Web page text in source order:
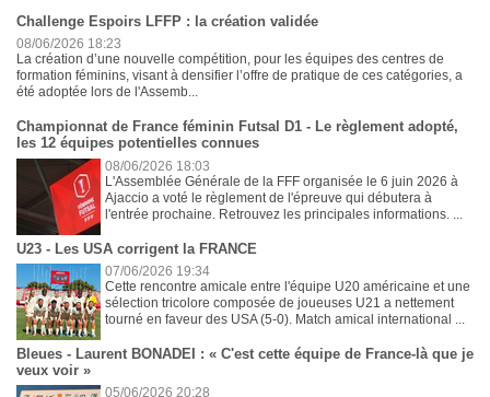
Challenge Espoirs LFFP : la création validée
08/06/2026 18:23
La création d’une nouvelle compétition, pour les équipes des centres de
formation féminins, visant à densifier l’offre de pratique de ces catégories, a
été adoptée lors de l'Assemb...
Championnat de France féminin Futsal D1 - Le règlement adopté,
les 12 équipes potentielles connues
08/06/2026 18:03
L'Assemblée Générale de la FFF organisée le 6 juin 2026 à
Ajaccio a voté le règlement de l'épreuve qui débutera à
l'entrée prochaine. Retrouvez les principales informations. ...
U23 - Les USA corrigent la FRANCE
07/06/2026 19:34
Cette rencontre amicale entre l'équipe U20 américaine et une
sélection tricolore composée de joueuses U21 a nettement
tourné en faveur des USA (5-0). Match amical international ...
Bleues - Laurent BONADEI : « C'est cette équipe de France-là que je
veux voir »
05/06/2026 20:28